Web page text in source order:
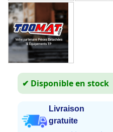
✔ Disponible en stock
Livraison
gratuite